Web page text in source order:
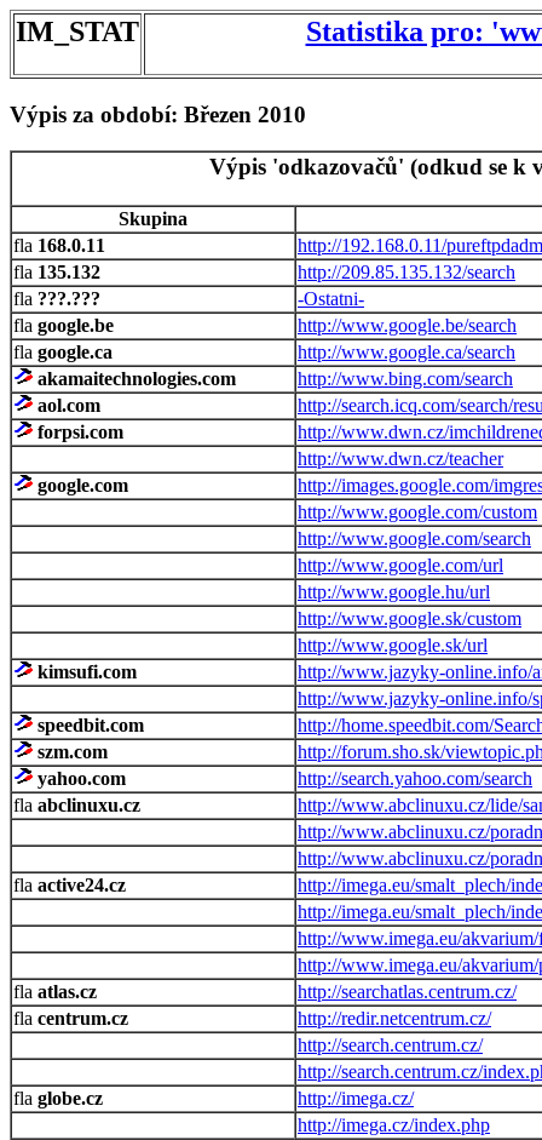
IM_STAT Statistika pro:
Výpis za období: Březen 2010
Výpis 'odkazovačů' (odkud se k
Skupina
168.0.11
http://192.168.0.11/
135.132
http://209.85.135.132/search
???.???
-Ostatni-
google.be
http://www.google.be/search
google.ca
http://www.google.ca/search
akamaitechnologies.com
http://www.bing.com/search
aol.com
http://search.icq.com/search/
forpsi.com
http://www.dwn.cz/
http://www.dwn.cz/teacher
google.com
http://images.google.com/
http://www.google.com/custom
http://www.google.com/search
http://www.google.com/url
http://www.google.hu/url
http://www.google.sk/custom
http://www.google.sk/url
kimsufi.com
http://www.jazyky-online.info/
http://www.jazyky-online.info/
speedbit.com
http://home.speedbit.com/
szm.com
http://forum.sho.sk/
yahoo.com
http://search.yahoo.com/search
abclinuxu.cz
http://www.abclinuxu.cz/lide/
http://www.abclinuxu.cz/
http://www.abclinuxu.cz/
active24.cz
http://imega.eu/smalt_plech/
http://imega.eu/smalt_plech/
http://www.imega.eu/
http://www.imega.eu/akvarium/
atlas.cz
http://searchatlas.centrum.cz/
centrum.cz
http://redir.netcentrum.cz/
http://search.centrum.cz/
http://search.centrum.cz/
globe.cz
http://imega.cz/
http://imega.cz/index.php